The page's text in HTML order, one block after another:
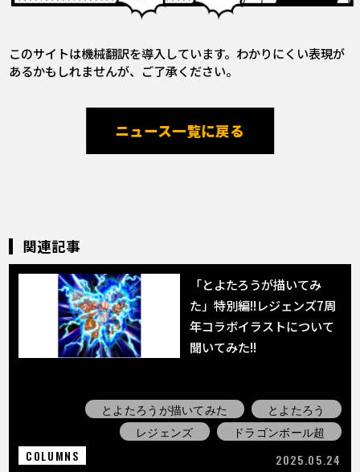
このサイトは機械翻訳を導入しています。わかりにくい表現が
あるかもしれませんが、ご了承ください。
ニュース一覧に戻る
関連記事
「とよたろうが描いてみ
た」特別編!!レジェンズ7周
年コラボイラストについて
聞いてみた!!
とよたろうが描いてみた
とよたろう
レジェンズ
ドラゴンボール超
COLUMNS
2025.05.24